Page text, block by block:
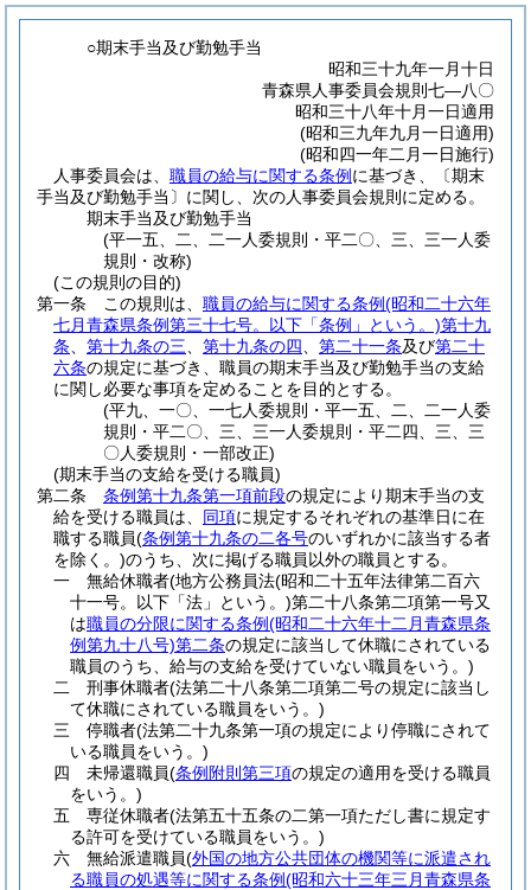
○期末手当及び勤勉手当
昭和三十九年一月十日
青森県人事委員会規則七―八〇
昭和三十八年十月一日適用
(昭和三九年九月一日適用)
(昭和四一年二月一日施行)
人事委員会は、 職員の給与に関する条例 に基づき、〔期末
手当及び勤勉手当〕に関し、次の人事委員会規則に定める。
期末手当及び勤勉手当
(平一五、二、二一人委規則・平二〇、三、三一人委
規則・改称)
(この規則の目的)
第一条
この規則は、 職員の給与に関する条例(昭和二十六年
七月青森県条例第三十七号。以下「条例」という。)第十九
条
第十九条の三 第十九条の四 第二十一条及び第二十
六条の規定に基づき、職員の期末手当及び勤勉手当の支給
に関し必要な事項を定めることを目的とする。
(平九、一〇、一七人委規則・平一五、二、二一人委
規則・平二〇、三、三一人委規則・平二四、三、三
〇人委規則・一部改正)
(期末手当の支給を受ける職員)
第二条
条例第十九条第一項前段の規定により期末手当の支
給を受ける職員は、 同項に規定するそれぞれの基準日に在
職する職員(条例第十九条の二各号のいずれかに該当する者
を除く。)のうち、次に掲げる職員以外の職員とする。
一
無給休職者(地方公務員法(昭和二十五年法律第二百六
十一号。以下「法」という。)第二十八条第二項第一号又
は職員の分限に関する条例(昭和二十六年十二月青森県条
例第九十八号)第二条の規定に該当して休職にされている
職員のうち、給与の支給を受けていない職員をいう。)
二
刑事休職者(法第二十八条第二項第二号の規定に該当し
て休職にされている職員をいう。)
三
停職者(法第二十九条第一項の規定により停職にされて
いる職員をいう。)
四
未帰還職員(条例附則第三項の規定の適用を受ける職員
をいう。)
五
専従休職者(法第五十五条の二第一項ただし書に規定す
る許可を受けている職員をいう。)
六
無給派遣職員(外国の地方公共団体の機関等に派遣され
る職員の処遇等に関する条例(昭和六十三年三月青森県条